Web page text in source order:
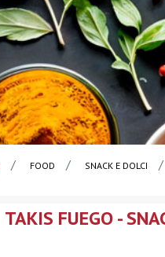
FOOD SNACK E DOLCI
TAKIS FUEGO -